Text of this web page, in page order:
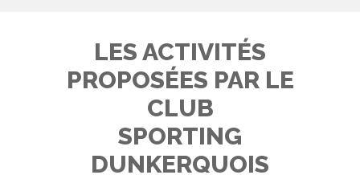
LES ACTIVITÉS
PROPOSÉES PAR LE
CLUB
SPORTING
DUNKERQUOIS